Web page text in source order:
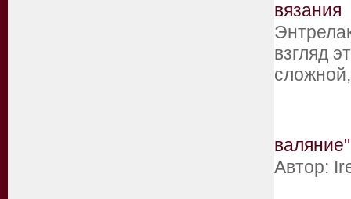
вязания
взгляд
валяние"
Автор: